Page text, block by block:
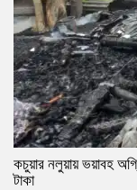
কচুয়ার নলুয়ায় ভয়াবহ
টাকা